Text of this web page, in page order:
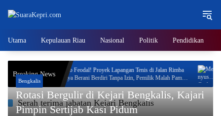
Utama Kepulauan Riau Nasional Politik Pendidikan
Breaking News
Neo Feodal! Proyek Lapangan Tenis di Jalan Rimba
Jaya Berani Berdiri Tanpa Izin, Pemilik Malah Pamer
Progres 70 Persen
Serah terima jabatan Kejari Bengkalis
Bengkalis
Rotasi Bergulir di Kejari Bengkalis, Kajari
Pimpin Sertijab Kasi Pidum